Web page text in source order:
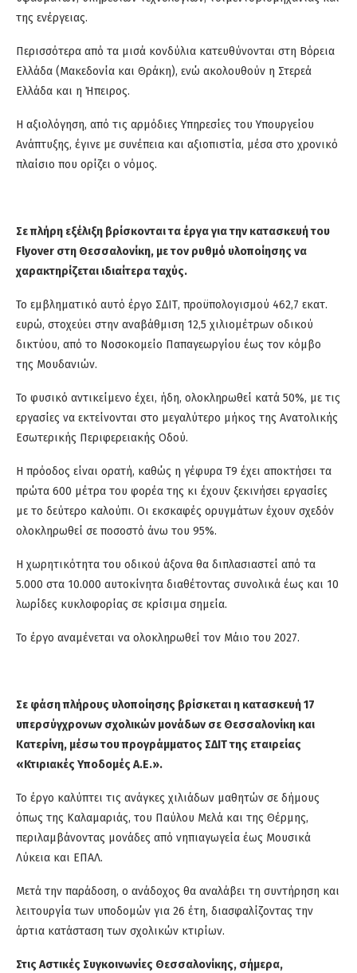
της ενέργειας.
Περισσότερα από τα μισά κονδύλια κατευθύνονται στη Βόρεια
Ελλάδα (Μακεδονία και Θράκη), ενώ ακολουθούν η Στερεά
Ελλάδα και η Ήπειρος.
Η αξιολόγηση, από τις αρμόδιες Υπηρεσίες του Υπουργείου
Ανάπτυξης, έγινε με συνέπεια και αξιοπιστία, μέσα στο χρονικό
πλαίσιο που ορίζει ο νόμος.
Σε πλήρη εξέλιξη βρίσκονται τα έργα για την κατασκευή του
Flyover στη Θεσσαλονίκη, με τον ρυθμό υλοποίησης να
χαρακτηρίζεται ιδιαίτερα ταχύς.
Το εμβληματικό αυτό έργο ΣΔΙΤ, προϋπολογισμού 462,7 εκατ.
ευρώ, στοχεύει στην αναβάθμιση 12,5 χιλιομέτρων οδικού
δικτύου, από το Νοσοκομείο Παπαγεωργίου έως τον κόμβο
της Μουδανιών.
Το φυσικό αντικείμενο έχει, ήδη, ολοκληρωθεί κατά 50%, με τις
εργασίες να εκτείνονται στο μεγαλύτερο μήκος της Ανατολικής
Εσωτερικής Περιφερειακής Οδού.
Η πρόοδος είναι ορατή, καθώς η γέφυρα Τ9 έχει αποκτήσει τα
πρώτα 600 μέτρα του φορέα της κι έχουν ξεκινήσει εργασίες
με το δεύτερο καλούπι. Οι εκσκαφές ορυγμάτων έχουν σχεδόν
ολοκληρωθεί σε ποσοστό άνω του 95%.
Η χωρητικότητα του οδικού άξονα θα διπλασιαστεί από τα
5.000 στα 10.000 αυτοκίνητα διαθέτοντας συνολικά έως και 10
λωρίδες κυκλοφορίας σε κρίσιμα σημεία.
Το έργο αναμένεται να ολοκληρωθεί τον Μάιο του 2027.
Σε φάση πλήρους υλοποίησης βρίσκεται η κατασκευή 17
υπερσύγχρονων σχολικών μονάδων σε Θεσσαλονίκη και
Κατερίνη, μέσω του προγράμματος ΣΔΙΤ της εταιρείας
«Κτιριακές Υποδομές Α.Ε.».
Το έργο καλύπτει τις ανάγκες χιλιάδων μαθητών σε δήμους
όπως της Καλαμαριάς, του Παύλου Μελά και της Θέρμης,
περιλαμβάνοντας μονάδες από νηπιαγωγεία έως Μουσικά
Λύκεια και ΕΠΑΛ.
Μετά την παράδοση, ο ανάδοχος θα αναλάβει τη συντήρηση και
λειτουργία των υποδομών για 26 έτη, διασφαλίζοντας την
άρτια κατάσταση των σχολικών κτιρίων.
Στις Αστικές Συγκοινωνίες Θεσσαλονίκης, σήμερα,